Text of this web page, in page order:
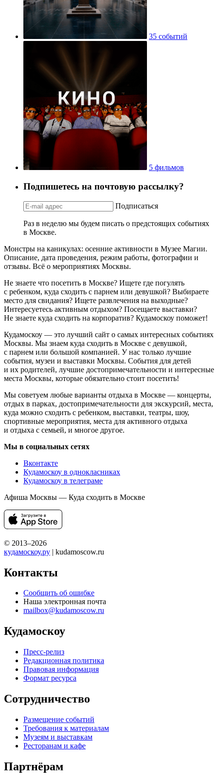
35 событий
5 фильмов
Подпишетесь на почтовую рассылку?
Подписаться
Раз в неделю мы будем писать о предстоящих событиях
в Москве.
Монстры на каникулах: осенние активности в Музее Магии.
Описание, дата проведения, режим работы, фотографии и
отзывы. Всё о мероприятиях Москвы.
Не знаете что посетить в Москве? Ищете где погулять
с ребенком, куда сходить с парнем или девушкой? Выбираете
место для свидания? Ищете развлечения на выходные?
Интересуетесь активным отдыхом? Посещаете выставки?
Не знаете куда сходить на корпоратив? Кудамоскоу поможет!
Кудамоскоу — это лучший сайт о самых интересных событиях
Москвы. Мы знаем куда сходить в Москве с девушкой,
с парнем или большой компанией. У нас только лучшие
события, музеи и выставки Москвы. События для детей
и их родителей, лучшие достопримечательности и интересные
места Москвы, которые обязательно стоит посетить!
Мы советуем любые варианты отдыха в Москве — концерты,
отдых в парках, достопримечательности для экскурсий, места,
куда можно сходить с ребенком, выставки, театры, шоу,
спортивные мероприятия, места для активного отдыха
и отдыха с семьей, и многое другое.
Мы в социальных сетях
Вконтакте
Кудамоскоу в однокласниках
Кудамоскоу в телеграме
Афиша Москвы — Куда сходить в Москве
© 2013–2026
кудамоскоу.ру | kudamoscow.ru
Контакты
Сообщить об ошибке
Наша электронная почта
mailbox@kudamoscow.ru
Кудамоскоу
Пресс-релиз
Редакционная политика
Правовая информация
Формат ресурса
Сотрудничество
Размещение событий
Требования к материалам
Музеям и выставкам
Ресторанам и кафе
Партнёрам